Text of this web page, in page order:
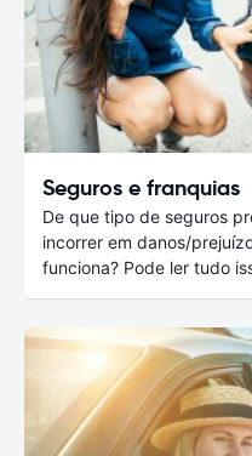
Seguros e franquias
De que tipo de seguros
incorrer em danos/
funciona? Pode ler tudo